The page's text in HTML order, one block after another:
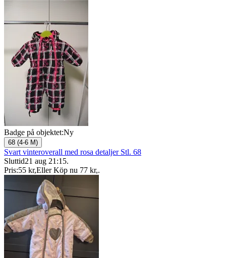
Badge på objektet:Ny
68 (4-6 M)
Svart vinteroverall med rosa detaljer Stl. 68
Sluttid21 aug 21:15.
Pris:55 kr,Eller Köp nu 77 kr,.